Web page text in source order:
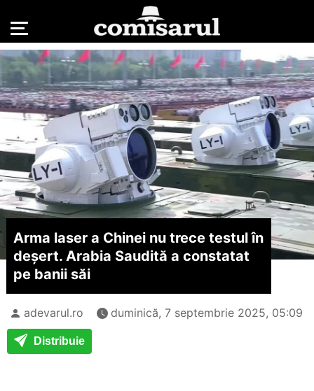
Arma laser a Chinei nu trece testul în
deșert. Arabia Saudită a constatat
pe banii săi
adevarul.ro duminică, 7 septembrie 2025, 05:09
Distribuie